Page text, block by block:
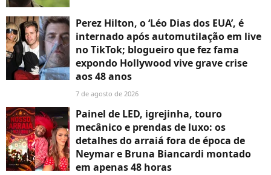
Perez Hilton, o ‘Léo Dias dos EUA’, é
internado após automutilação em live
no TikTok; blogueiro que fez fama
expondo Hollywood vive grave crise
aos 48 anos
7 de agosto de 2026
Painel de LED, igrejinha, touro
mecânico e prendas de luxo: os
detalhes do arraiá fora de época de
Neymar e Bruna Biancardi montado
em apenas 48 horas